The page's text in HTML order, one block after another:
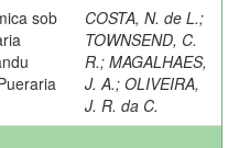
sob
COSTA, N. de L.;
TOWNSEND, C.
R.; MAGALHAES,
J. A.; OLIVEIRA,
J. R. da C.